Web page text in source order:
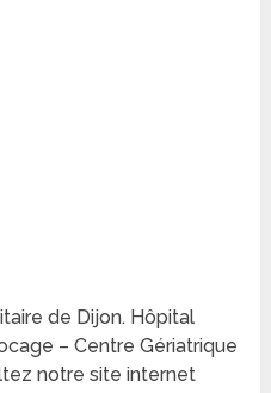
de Dijon. Hôpital
– Centre Gériatrique
notre site internet